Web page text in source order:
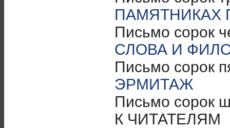
ПАМЯТНИКАХ
Письмо сорок
СЛОВА И
Письмо сорок
ЭРМИТАЖ
Письмо сорок
К ЧИТАТЕЛЯМ